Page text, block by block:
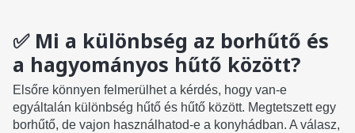
✅ Mi a különbség az borhűtő és
a hagyományos hűtő között?
Elsőre könnyen felmerülhet a kérdés, hogy van-e
egyáltalán különbség hűtő és hűtő között. Megtetszett egy
borhűtő, de vajon használhatod-e a konyhádban. A válasz,